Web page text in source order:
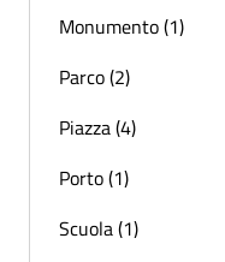
Monumento (1)
Parco (2)
Piazza (4)
Porto (1)
Scuola (1)